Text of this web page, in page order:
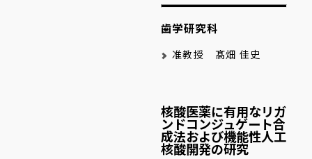
歯学研究科
准教授 髙畑 佳史
核酸医薬に有用なリガ
ンドコンジュゲート合
成法および機能性人工
核酸開発の研究